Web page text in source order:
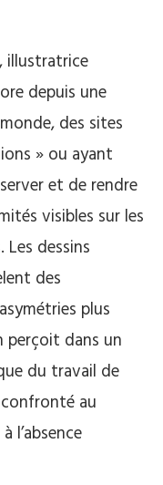
illustratrice
depuis une
des sites
» ou ayant
et de rendre
visibles sur les
dessins
des
plus
perçoit dans un
du travail de
au
l’absence